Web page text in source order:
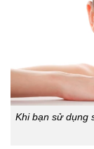
Khi bạn sử dụng